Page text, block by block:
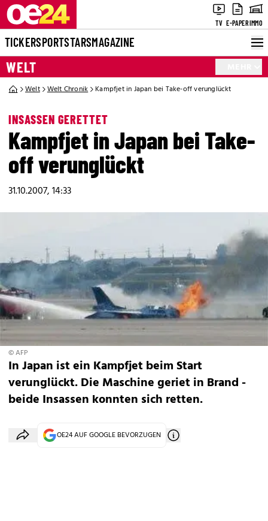
TV E-PAPERIMMO
TICKERSPORTSTARSMAGAZINE
WELT
Welt Welt Chronik Kampfjet in Japan bei Take-off verunglückt
INSASSEN GERETTET
Kampfjet in Japan bei Take-
off verunglückt
31.10.2007, 14:33
© AFP
In Japan ist ein Kampfjet beim Start
verunglückt. Die Maschine geriet in Brand -
beide Insassen konnten sich retten.
OE24 AUF GOOGLE BEVORZUGEN